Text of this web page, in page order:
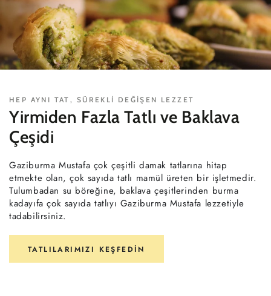
HEP AYNI TAT, SÜREKLI DEĞIŞEN LEZZET
Yirmiden Fazla Tatlı ve Baklava
Çeşidi
Gaziburma Mustafa çok çeşitli damak tatlarına hitap
etmekte olan, çok sayıda tatlı mamül üreten bir işletmedir.
Tulumbadan su böreğine, baklava çeşitlerinden burma
kadayıfa çok sayıda tatlıyı Gaziburma Mustafa lezzetiyle
tadabilirsiniz.
TATLILARIMIZI KEŞFEDIN